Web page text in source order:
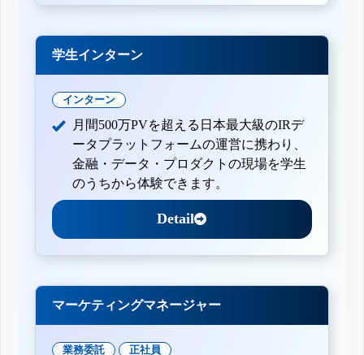
学生インターン
インターン
月間500万PVを超える日本最大級のIRデ
ータプラットフォームの運営に携わり、
金融・データ・プロダクトの現場を学生
のうちから体験できます。
Detail
マーケティングマネージャー
業務委託 正社員